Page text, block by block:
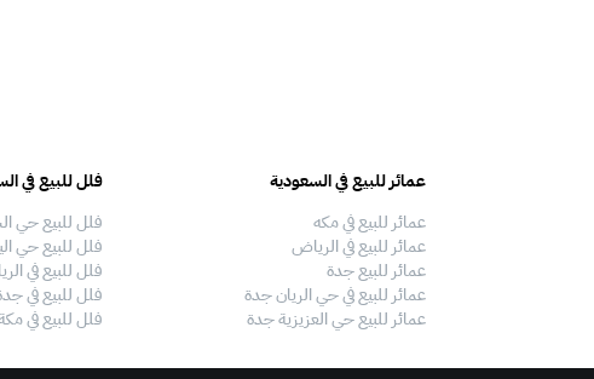
عمائر للبيع في السعودية
عمائر للبيع في مكه
عمائر للبيع في الرياض
عمائر للبيع جدة
عمائر للبيع في حي الريان جدة
عمائر للبيع حي العزيزية جدة
فلل للبيع في
فلل للبيع حي
فلل للبيع حي
فلل للبيع في
فلل للبيع في
فلل للبيع في